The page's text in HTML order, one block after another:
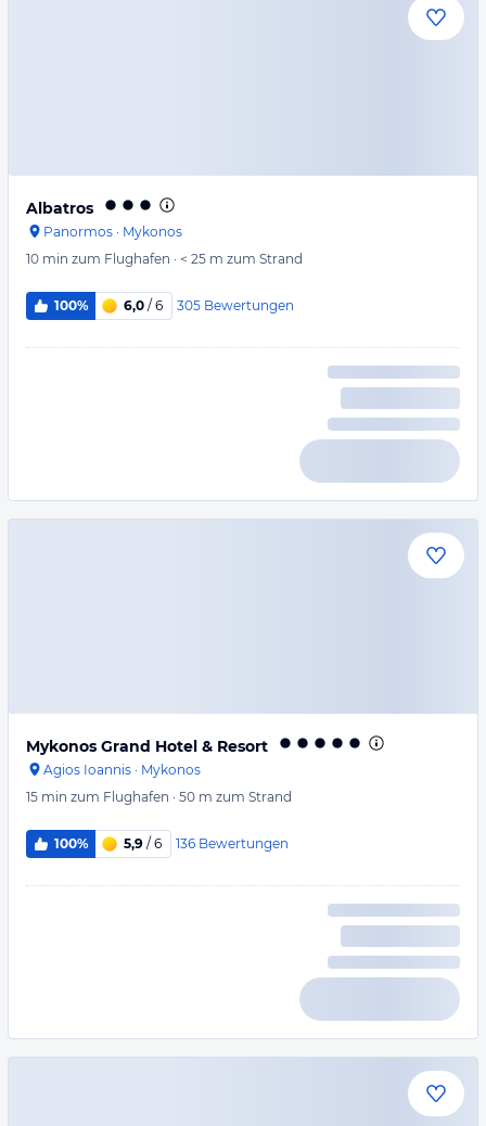
Albatros
Panormos · Mykonos
10 min zum Flughafen · < 25 m zum Strand
100% 6,0 / 6 305 Bewertungen
Mykonos Grand Hotel & Resort
Agios Ioannis · Mykonos
15 min zum Flughafen · 50 m zum Strand
100% 5,9 / 6 136 Bewertungen